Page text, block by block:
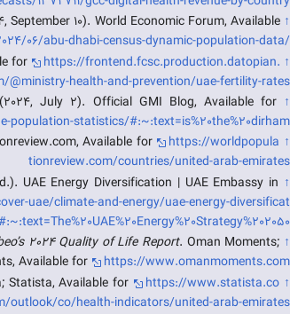
↑
September 10). World Economic Forum, Available
06/abu-dhabi-census-dynamic-population-data/
↑
for
https://frontend.fcsc.production.datopian.
@ministry-health-and-prevention/uae-fertility-rates
↑
July 2). Official GMI Blog, Available for
statistics/#:~:text=is%20the%20dirham.
↑
Available for
https://worldpopula
tionreview.com/countries/united-arab-emirates
↑
UAE Energy Diversification | UAE Embassy in
uae/climate-and-energy/uae-energy-diversificat
↑
2024 Quality of Life Report. Oman Moments;
Available for
https://www.omanmoments.com
↑
Statista, Available for
https://www.statista.co
outlook/co/health-indicators/united-arab-emirates